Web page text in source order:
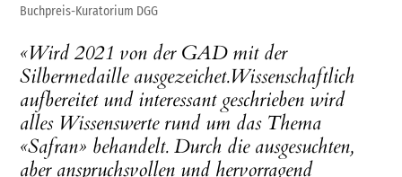
Buchpreis-Kuratorium DGG
«Wird 2021 von der GAD mit der
Silbermedaille ausgezeichet.Wissenschaftlich
aufbereitet und interessant geschrieben wird
alles Wissenswerte rund um das Thema
«Safran» behandelt. Durch die ausgesuchten,
aber anspruchsvollen und hervorragend